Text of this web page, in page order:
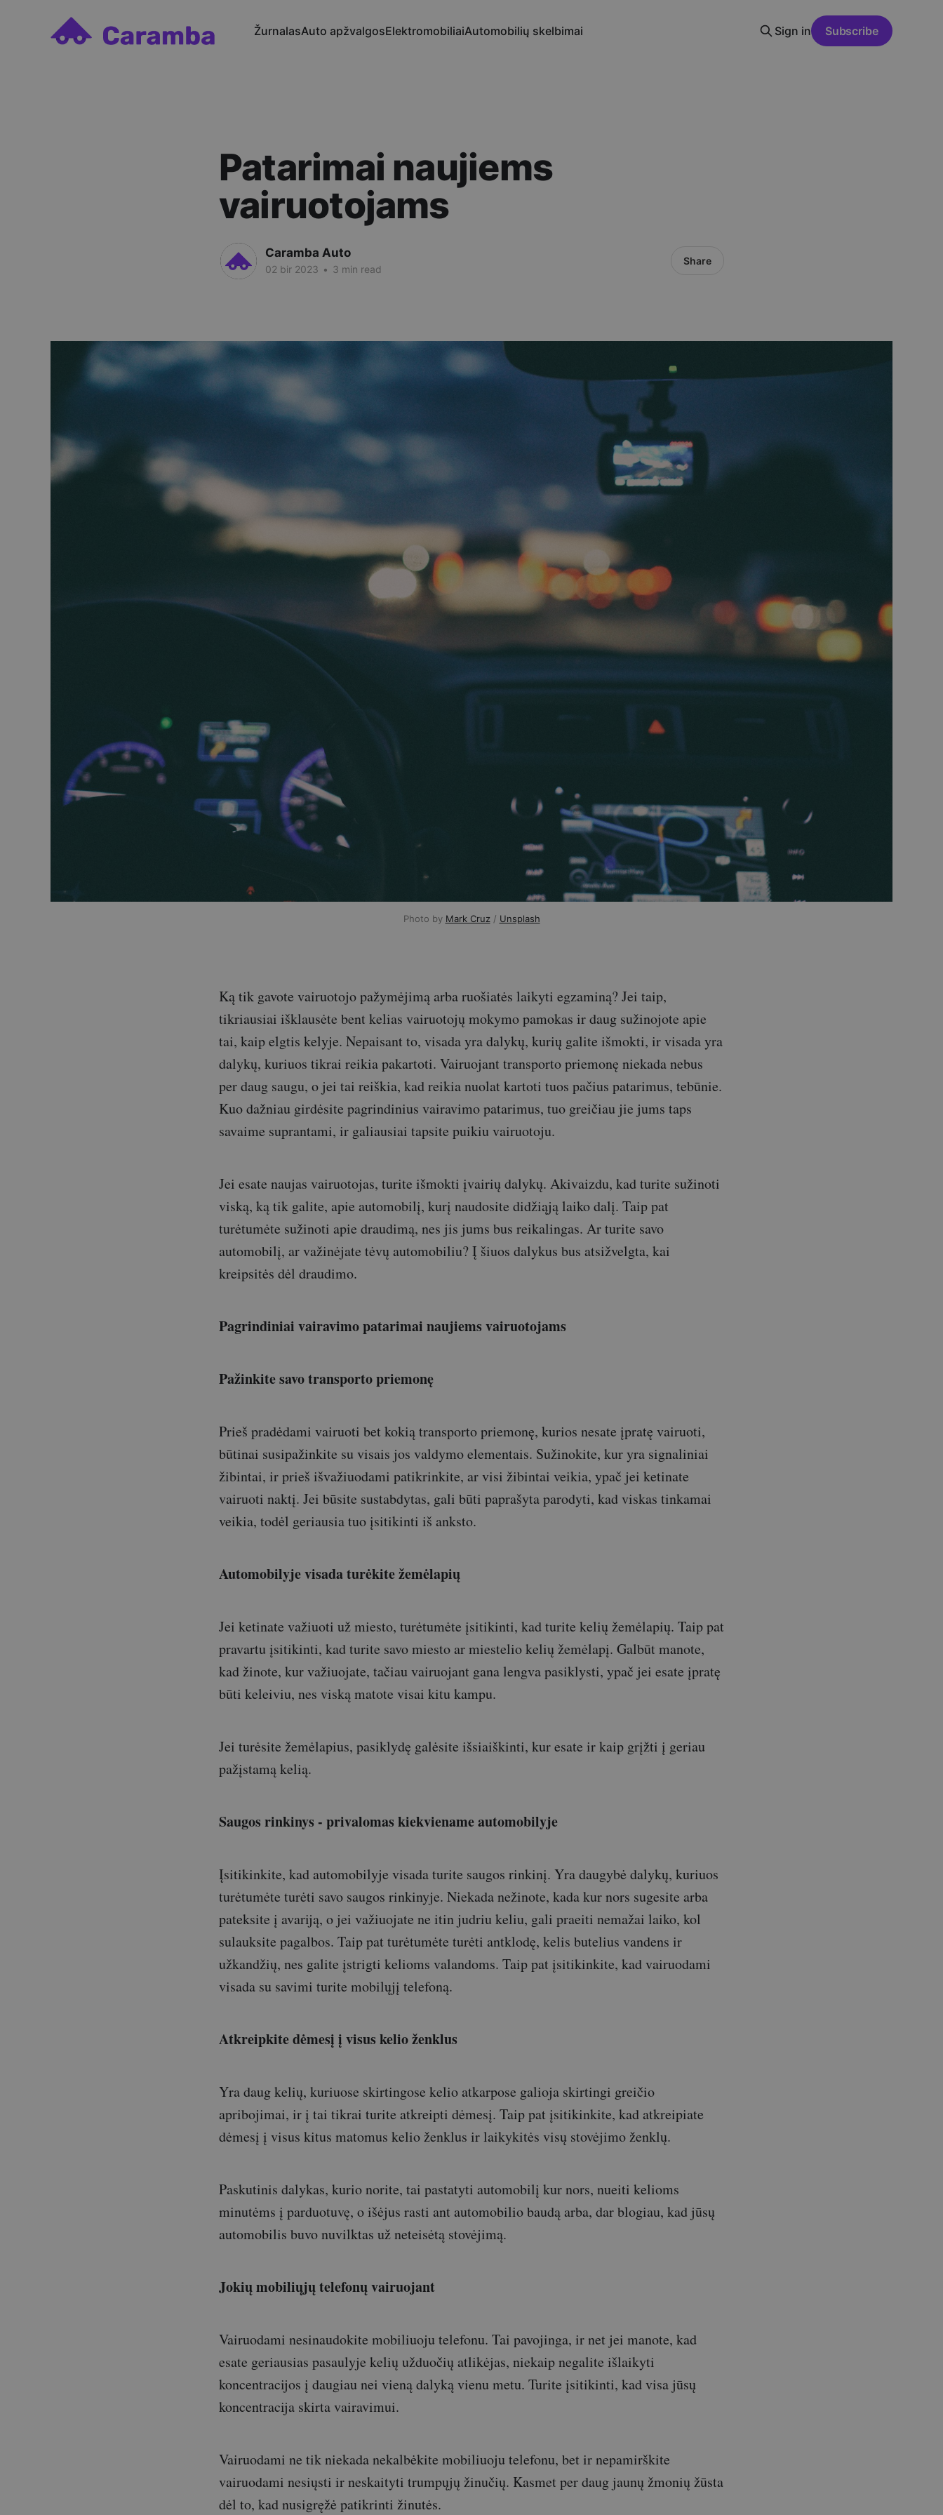
ŽurnalasAuto apžvalgosElektromobiliaiAutomobilių skelbimai Sign in Subscribe
Patarimai naujiems
vairuotojams
Caramba Auto
02 bir 2023 • 3 min read
Share
Photo by Mark Cruz/ Unsplash
Ką tik gavote vairuotojo pažymėjimą arba ruošiatės laikyti egzaminą? Jei taip,
tikriausiai išklausėte bent kelias vairuotojų mokymo pamokas ir daug sužinojote apie
tai, kaip elgtis kelyje. Nepaisant to, visada yra dalykų, kurių galite išmokti, ir visada yra
dalykų, kuriuos tikrai reikia pakartoti. Vairuojant transporto priemonę niekada nebus
per daug saugu, o jei tai reiškia, kad reikia nuolat kartoti tuos pačius patarimus, tebūnie.
Kuo dažniau girdėsite pagrindinius vairavimo patarimus, tuo greičiau jie jums taps
savaime suprantami, ir galiausiai tapsite puikiu vairuotoju.
Jei esate naujas vairuotojas, turite išmokti įvairių dalykų. Akivaizdu, kad turite sužinoti
viską, ką tik galite, apie automobilį, kurį naudosite didžiąją laiko dalį. Taip pat
turėtumėte sužinoti apie draudimą, nes jis jums bus reikalingas. Ar turite savo
automobilį, ar važinėjate tėvų automobiliu? Į šiuos dalykus bus atsižvelgta, kai
kreipsitės dėl draudimo.
Pagrindiniai vairavimo patarimai naujiems vairuotojams
Pažinkite savo transporto priemonę
Prieš pradėdami vairuoti bet kokią transporto priemonę, kurios nesate įpratę vairuoti,
būtinai susipažinkite su visais jos valdymo elementais. Sužinokite, kur yra signaliniai
žibintai, ir prieš išvažiuodami patikrinkite, ar visi žibintai veikia, ypač jei ketinate
vairuoti naktį. Jei būsite sustabdytas, gali būti paprašyta parodyti, kad viskas tinkamai
veikia, todėl geriausia tuo įsitikinti iš anksto.
Automobilyje visada turėkite žemėlapių
Jei ketinate važiuoti už miesto, turėtumėte įsitikinti, kad turite kelių žemėlapių. Taip pat
pravartu įsitikinti, kad turite savo miesto ar miestelio kelių žemėlapį. Galbūt manote,
kad žinote, kur važiuojate, tačiau vairuojant gana lengva pasiklysti, ypač jei esate įpratę
būti keleiviu, nes viską matote visai kitu kampu.
Jei turėsite žemėlapius, pasiklydę galėsite išsiaiškinti, kur esate ir kaip grįžti į geriau
pažįstamą kelią.
Saugos rinkinys - privalomas kiekviename automobilyje
Įsitikinkite, kad automobilyje visada turite saugos rinkinį. Yra daugybė dalykų, kuriuos
turėtumėte turėti savo saugos rinkinyje. Niekada nežinote, kada kur nors sugesite arba
pateksite į avariją, o jei važiuojate ne itin judriu keliu, gali praeiti nemažai laiko, kol
sulauksite pagalbos. Taip pat turėtumėte turėti antklodę, kelis butelius vandens ir
užkandžių, nes galite įstrigti kelioms valandoms. Taip pat įsitikinkite, kad vairuodami
visada su savimi turite mobilųjį telefoną.
Atkreipkite dėmesį į visus kelio ženklus
Yra daug kelių, kuriuose skirtingose kelio atkarpose galioja skirtingi greičio
apribojimai, ir į tai tikrai turite atkreipti dėmesį. Taip pat įsitikinkite, kad atkreipiate
dėmesį į visus kitus matomus kelio ženklus ir laikykitės visų stovėjimo ženklų.
Paskutinis dalykas, kurio norite, tai pastatyti automobilį kur nors, nueiti kelioms
minutėms į parduotuvę, o išėjus rasti ant automobilio baudą arba, dar blogiau, kad jūsų
automobilis buvo nuvilktas už neteisėtą stovėjimą.
Jokių mobiliųjų telefonų vairuojant
Vairuodami nesinaudokite mobiliuoju telefonu. Tai pavojinga, ir net jei manote, kad
esate geriausias pasaulyje kelių užduočių atlikėjas, niekaip negalite išlaikyti
koncentracijos į daugiau nei vieną dalyką vienu metu. Turite įsitikinti, kad visa jūsų
koncentracija skirta vairavimui.
Vairuodami ne tik niekada nekalbėkite mobiliuoju telefonu, bet ir nepamirškite
vairuodami nesiųsti ir neskaityti trumpųjų žinučių. Kasmet per daug jaunų žmonių žūsta
dėl to, kad nusigręžė patikrinti žinutės.